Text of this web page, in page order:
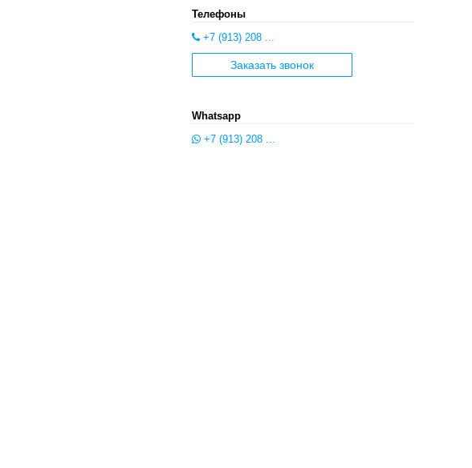
Телефоны
+7 (913) 208 ...
Заказать звонок
Whatsapp
+7 (913) 208 ...